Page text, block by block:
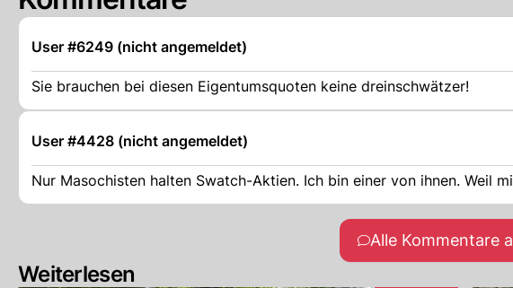
User #6249 (nicht angemeldet)
Sie brauchen bei diesen Eigentumsquoten keine dreinschwätzer!
User #4428 (nicht angemeldet)
Nur Masochisten halten Swatch-Aktien. Ich bin einer von ihnen. Weil
Alle Kommentare
Weiterlesen